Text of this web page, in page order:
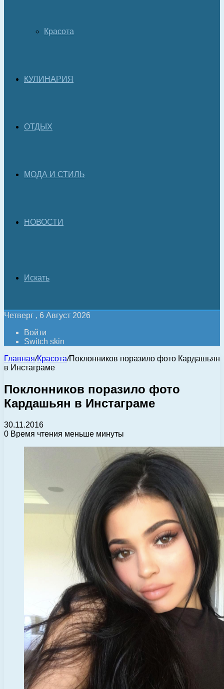
Красота
КУЛИНАРИЯ
ОТДЫХ
МОДА И СТИЛЬ
НОВОСТИ
Искать
Четверг , 6 Август 2026
Войти
Switch skin
Главная/Красота/Поклонников поразило фото Кардашьян
в Инстаграме
Поклонников поразило фото
Кардашьян в Инстаграме
30.11.2016
0 Время чтения меньше минуты